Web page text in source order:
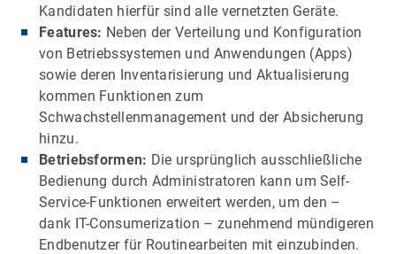
Kandidaten hierfür sind alle vernetzten Geräte.
Features: Neben der Verteilung und Konfiguration
von Betriebssystemen und Anwendungen (Apps)
sowie deren Inventarisierung und Aktualisierung
kommen Funktionen zum
Schwachstellenmanagement und der Absicherung
hinzu.
Betriebsformen: Die ursprünglich ausschließliche
Bedienung durch Administratoren kann um Self-
Service-Funktionen erweitert werden, um den –
dank IT-Consumerization – zunehmend mündigeren
Endbenutzer für Routinearbeiten mit einzubinden.